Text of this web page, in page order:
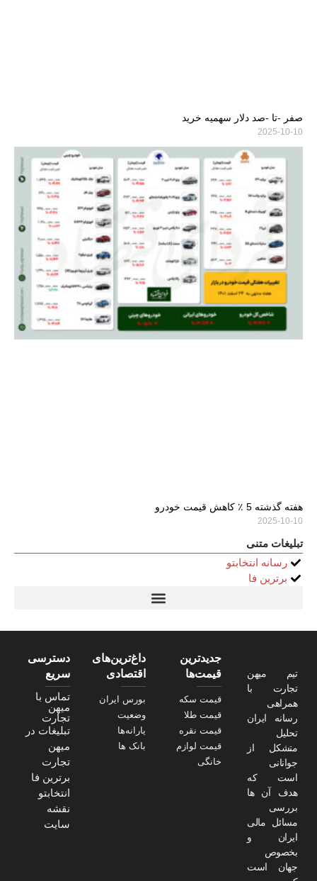
صفر -تا -صد دلار سهمیه خرید
2025-10-10
هفته گذشته 5 ٪ کاهش قیمت خودرو
2025-10-10
تبلیغات متنی
رسانه انتخابتو
برترین فا
تیم میهن
تجارت با
همراهی
رسانه ایران
تحلیل
متشکل از
جوانانی
است که
هدف آن ها
بررسی
مسائل مالی
ایران و
بخصوص
جهان است
جدیدترین
قیمت‌ها
قیمت سکه
قیمت طلا
قیمت نقره
قیمت لوازم
خانگی
داغ‌ترین‌های
اقتصادی
بورس ایران
وضعیت
یارانه‌ها
بانک ها
دسترسی
سریع
تماس با
میهن
تجارت
تبلیغات در
میهن
تجارت
برترین فا
انتخابتو
نقشه
سایت